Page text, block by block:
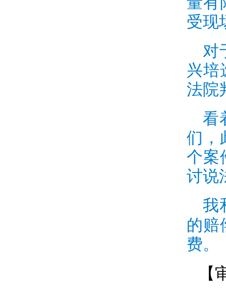
受现
对
兴培
法院
看
们，
个案
讨说
我
的赔
费。
【